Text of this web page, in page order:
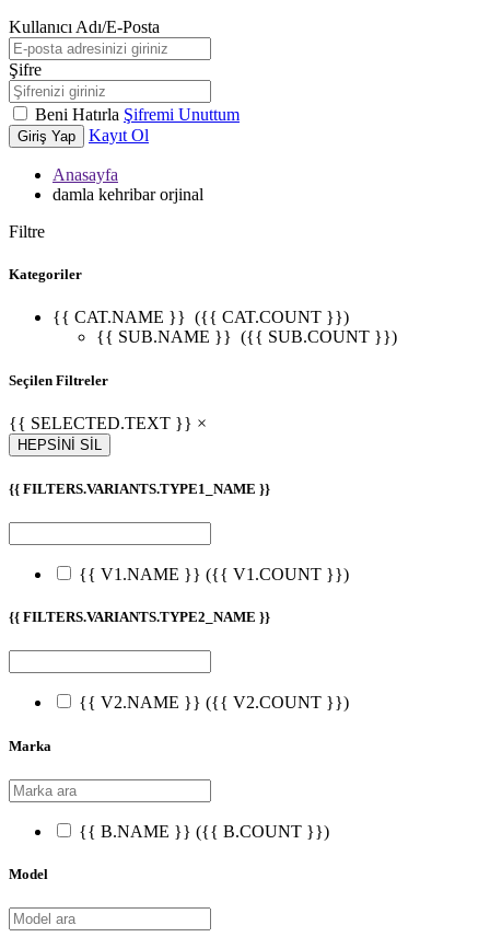
Kullanıcı Adı/E-Posta
Şifre
Beni Hatırla Şifremi Unuttum
Giriş Yap Kayıt Ol
Anasayfa
damla kehribar orjinal
Filtre
Kategoriler
{{ CAT.NAME }} ({{ CAT.COUNT }})
{{ SUB.NAME }} ({{ SUB.COUNT }})
Seçilen Filtreler
{{ SELECTED.TEXT }} ×
HEPSİNİ SİL
{{ FILTERS.VARIANTS.TYPE1_NAME }}
{{ V1.NAME }} ({{ V1.COUNT }})
{{ FILTERS.VARIANTS.TYPE2_NAME }}
{{ V2.NAME }} ({{ V2.COUNT }})
Marka
{{ B.NAME }} ({{ B.COUNT }})
Model